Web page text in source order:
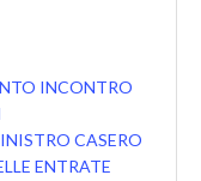
INCONTRO
CASERO
ENTRATE